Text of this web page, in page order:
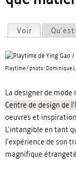
Onglets
Voir (onglet
Playtime / photo: Dominique
La designer de
Centre de design de
oeuvres et
L'intangible en tant
l'expérience de son
magnifique